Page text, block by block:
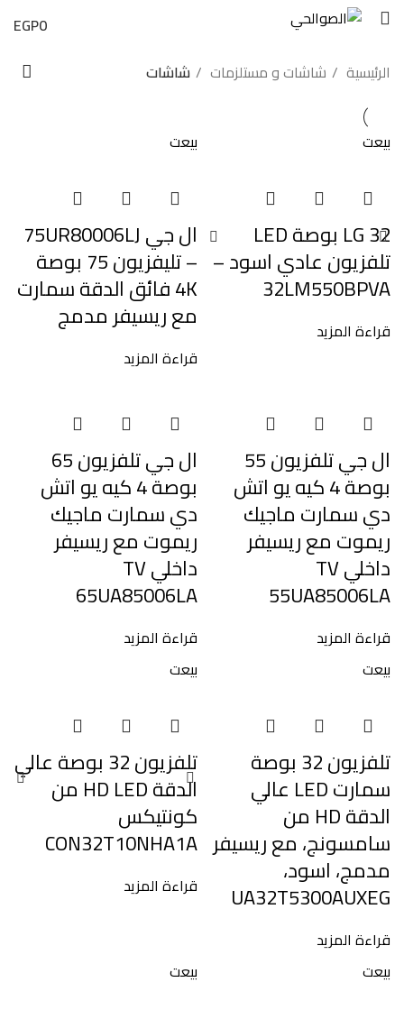
EGP0
الرئيسية
شاشات و مستلزمات شاشات
بيعت
LG 32 بوصة LED
تلفزيون عادي اسود –
32LM550BPVA
قراءة المزيد
بيعت
ال جي 75UR80006LJ
– تليفزيون 75 بوصة
4K فائق الدقة سمارت
مع ريسيفر مدمج
قراءة المزيد
ال جي تلفزيون 55
بوصة 4 كيه يو اتش
دي سمارت ماجيك
ريموت مع ريسيفر
داخلي TV
55UA85006LA
قراءة المزيد
ال جي تلفزيون 65
بوصة 4 كيه يو اتش
دي سمارت ماجيك
ريموت مع ريسيفر
داخلي TV
65UA85006LA
قراءة المزيد
بيعت
تلفزيون 32 بوصة
سمارت LED عالي
الدقة HD من
سامسونج، مع ريسيفر
مدمج، اسود،
UA32T5300AUXEG
قراءة المزيد
بيعت
تلفزيون 32 بوصة عالي
الدقة HD LED من
كونتيكس
CON32T10NHA1A
قراءة المزيد
بيعت بيعت